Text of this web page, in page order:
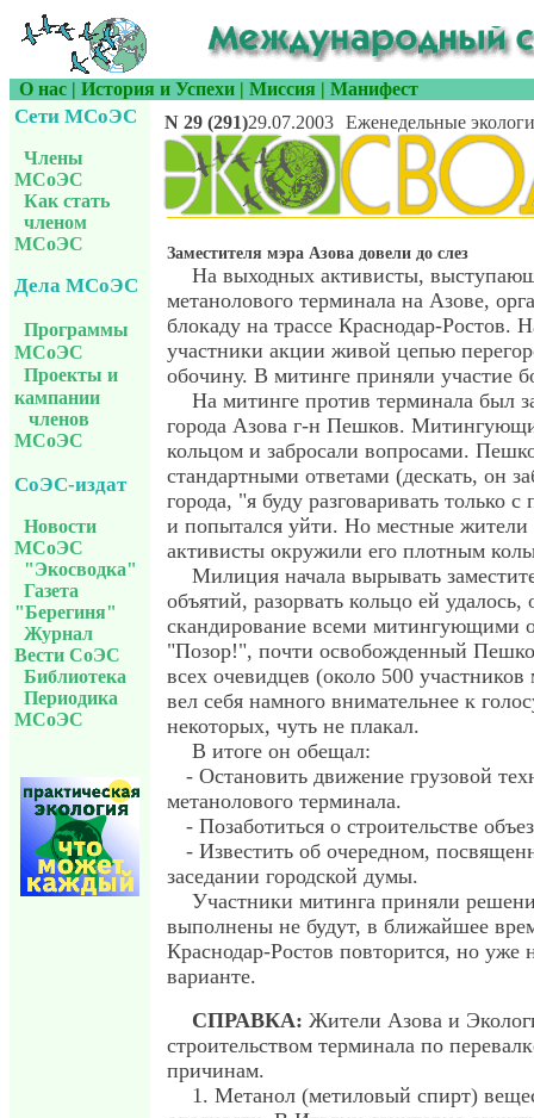
О нас | История и Успехи | Миссия | Манифест
Сети МСоЭС
Члены
МСоЭС
Как стать
членом
МСоЭС
Дела МСоЭС
Программы
МСоЭС
Проекты и
кампании
членов
МСоЭС
СоЭС-издат
Новости
МСоЭС
"Экосводка"
Газета
"Берегиня"
Журнал
Вести СоЭС
Библиотека
Периодика
МСоЭС
N 29 (291)29.07.2003 Еженедельные
Заместителя мэра Азова довели до слез
На выходных активисты,
метанолового терминала на Азове,
блокаду на трассе Краснодар-Ростов.
участники акции живой цепью
обочину. В митинге приняли участие
На митинге против терминала был
города Азова г-н Пешков.
кольцом и забросали вопросами.
стандартными ответами (дескать, он
города, "я буду разговаривать только
и попытался уйти. Но местные жители
активисты окружили его плотным
Милиция начала вырывать
объятий, разорвать кольцо ей удалось,
скандирование всеми митингующими
"Позор!", почти освобожденный
всех очевидцев (около 500
вел себя намного внимательнее к
некоторых, чуть не плакал.
В итоге он обещал:
- Остановить движение грузовой
метанолового терминала.
- Позаботиться о строительстве
- Известить об очередном,
заседании городской думы.
Участники митинга приняли
выполнены не будут, в ближайшее
Краснодар-Ростов повторится, но уже
варианте.
СПРАВКА: Жители Азова и
строительством терминала по
причинам.
1. Метанол (метиловый спирт)